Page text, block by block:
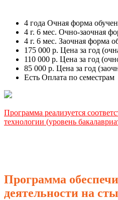
4 года Очная форма
4 г. 6 мес. Очно-заочная
4 г. 6 мес. Заочная форма
175 000 р. Цена за год
110 000 р. Цена за год
85 000 р. Цена за год
Есть Оплата по семестрам
Программа реализуется
технологии (уровень
Программа
деятельности на